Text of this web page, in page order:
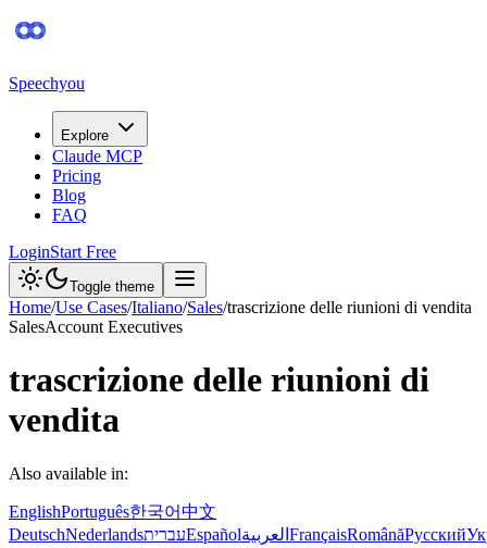
Speechyou
Explore
Claude MCP
Pricing
Blog
FAQ
LoginStart Free
Toggle theme
Home/Use Cases/Italiano/Sales/trascrizione delle riunioni di vendita
SalesAccount Executives
trascrizione delle riunioni di
vendita
Also available in:
EnglishPortuguês한국어中文
DeutschNederlandsעבריתEspañolالعربية FrançaisRomânăРусский